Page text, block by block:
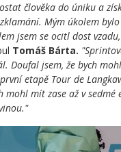
člověka do úniku a
Mým úkolem
jsem se ocitl dost
Tomáš Bárta.
Doufal jsem, že bych
etapě Tour de
mohl mít zase až v